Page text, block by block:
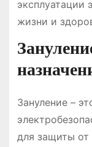
эксплуатации
жизни и
Зануление –
для защиты от